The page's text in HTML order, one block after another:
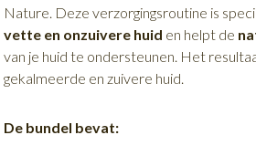
Nature. Deze verzorgingsroutine is
vette en onzuivere huid en helpt de
van je huid te ondersteunen. Het
gekalmeerde en zuivere huid.
De bundel bevat: